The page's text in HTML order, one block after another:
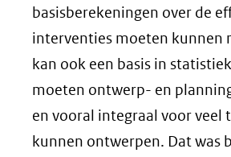
basisberekeningen over de
interventies moeten kunnen
kan ook een basis in
moeten ontwerp- en
en vooral integraal voor veel
kunnen ontwerpen. Dat was